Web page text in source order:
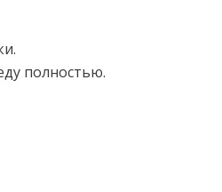
полностью.